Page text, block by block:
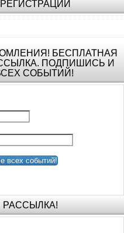
БЕСПЛАТНАЯ
ПОДПИШИСЬ И
СОБЫТИЙ!
всех событий!
РАССЫЛКА!